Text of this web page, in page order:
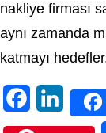
nakliye firması
aynı zamanda
katmayı
a
i